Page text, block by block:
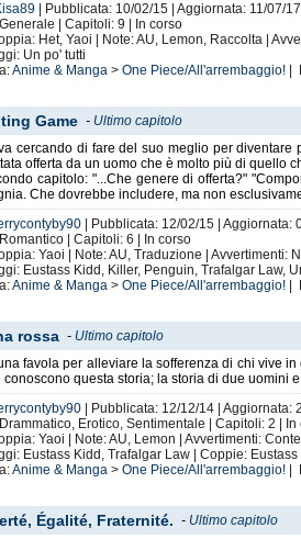
| Pubblicata: 10/02/15 | Aggiornata: 11/07/
| Capitoli: 9 | In corso
Het, Yaoi | Note: AU, Lemon, Raccolta |
Un po' tutti
Anime & Manga >One Piece/All'arrembaggio! |
Game - Ultimo capitolo
cercando di fare del suo meglio per
offerta da un uomo che è molto più di quello
capitolo: "...Che genere di offerta?"
Che dovrebbe includere, ma non
| Pubblicata: 12/02/15 | Aggiornata:
| Capitoli: 6 | In corso
Yaoi | Note: AU, Traduzione | Avvertimenti:
Eustass Kidd, Killer, Penguin, Trafalgar Law,
Anime & Manga >One Piece/All'arrembaggio! |
rossa - Ultimo capitolo
favola per alleviare la sofferenza di chi vive
conoscono questa storia; la storia di due uomini
| Pubblicata: 12/12/14 | Aggiornata:
Erotico, Sentimentale | Capitoli: 2 | In
Yaoi | Note: AU, Lemon | Avvertimenti:
Eustass Kidd, Trafalgar Law | Coppie:
Anime & Manga >One Piece/All'arrembaggio! |
Égalité, Fraternité. - Ultimo capitolo